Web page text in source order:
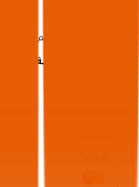
ترخيص تنظيم رحلات رقم 73102191
طرق الدفع المقبولة